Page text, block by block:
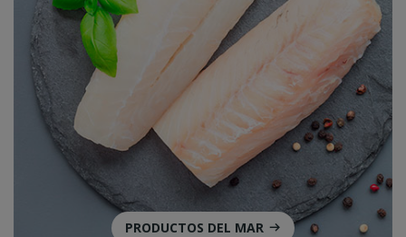
PRODUCTOS DEL MAR